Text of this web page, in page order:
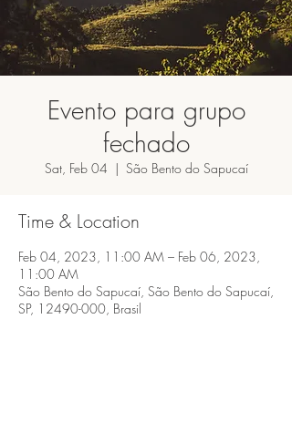
Evento para grupo
fechado
Sat, Feb 04
  |
São Bento do Sapucaí
Time & Location
Feb 04, 2023, 11:00 AM – Feb 06, 2023,
11:00 AM
São Bento do Sapucaí, São Bento do Sapucaí,
SP, 12490-000, Brasil